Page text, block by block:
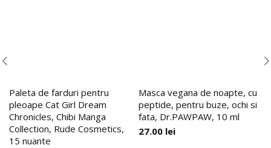
Paleta de farduri pentru
pleoape Cat Girl Dream
Chronicles, Chibi Manga
Collection, Rude Cosmetics,
15 nuante
Masca vegana de noapte, cu
peptide, pentru buze, ochi si
fata, Dr.PAWPAW, 10 ml
27.00 lei